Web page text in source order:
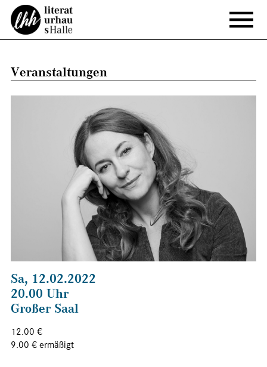
Veranstaltungen
Sa, 12.02.2022
20.00 Uhr
Großer Saal
12.00 €
9.00 € ermäßigt